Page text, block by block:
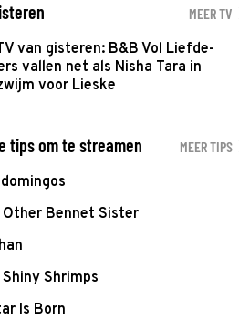
MEER TV
van gisteren: B&B Vol Liefde-
vallen net als Nisha Tara in
voor Lieske
tips om te streamen MEER TIPS
Other Bennet Sister
Shiny Shrimps
Is Born